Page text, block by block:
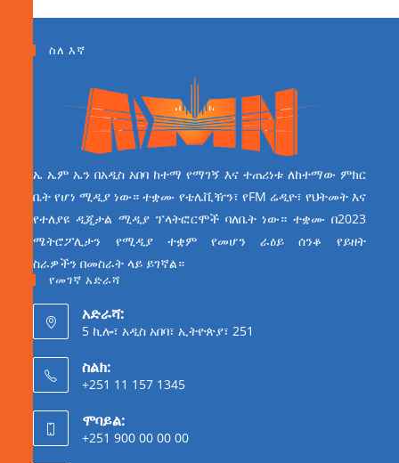
ስለ እኛ
ኤ ኤም ኤን በአዲስ አበባ ከተማ የማገኝ እና ተጠሪነቱ ለከተማው ምክር
ቤት የሆነ ሚዲያ ነው። ተቋሙ የቴሌቪዥን፣ የFM ሬዲዮ፣ የህትመት እና
የተለያዩ ዲጂታል ሚዲያ ፕላትፎርሞች ባለቤት ነው። ተቋሙ በ2023
ሜትሮፖሊታን የሚዲያ ተቋም የመሆን ራዕይ ሰንቆ የይዘት
ስራዎችን በመስራት ላይ ይገኛል።
የመገኛ አድራሻ
አድራሻ:
5 ኪሎ፣ አዲስ አበባ፣ ኢትዮጵያ፣ 251
ስልክ:
+251 11 157 1345
ሞባይል:
+251 900 00 00 00